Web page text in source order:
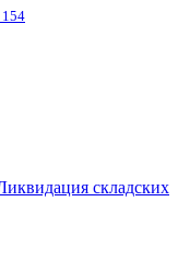
154
складских